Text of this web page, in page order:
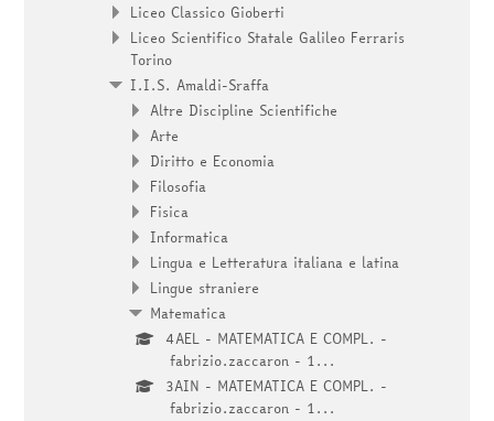
Liceo Classico Gioberti
Liceo Scientifico Statale Galileo Ferraris
Torino
I.I.S. Amaldi-Sraffa
Altre Discipline Scientifiche
Arte
Diritto e Economia
Filosofia
Fisica
Informatica
Lingua e Letteratura italiana e latina
Lingue straniere
Matematica
4AEL - MATEMATICA E COMPL. -
fabrizio.zaccaron - 1...
3AIN - MATEMATICA E COMPL. -
fabrizio.zaccaron - 1...